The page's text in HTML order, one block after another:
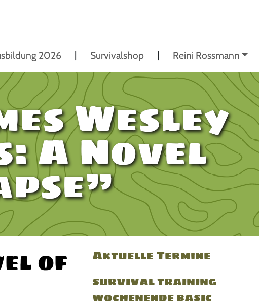
2026 Survivalshop Reini Rossmann
Wesley
A Novel
of Aktuelle Termine
SURVIVAL TRAINING
WOCHENENDE BASIC